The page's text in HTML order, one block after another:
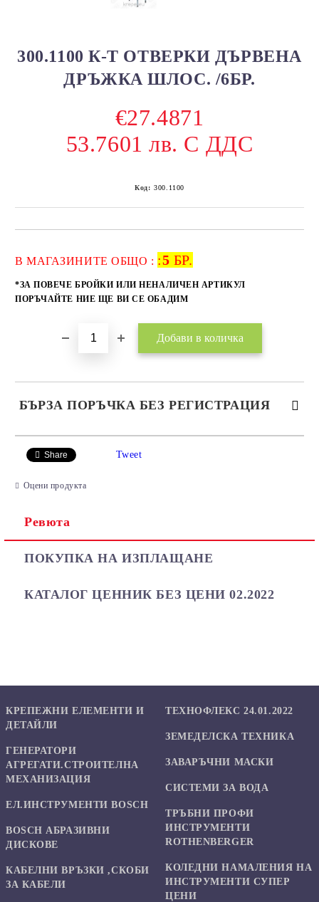
300.1100 К-Т ОТВЕРКИ ДЪРВЕНА
ДРЪЖКА ШЛОС. /6БР.
€27.4871
53.7601 лв. С ДДС
Код: 300.1100
В МАГАЗИНИТЕ ОБЩО : :5 БР.
*ЗА ПОВЕЧЕ БРОЙКИ ИЛИ НЕНАЛИЧЕН АРТИКУЛ
ПОРЪЧАЙТЕ НИЕ ЩЕ ВИ СЕ ОБАДИМ
БЪРЗА ПОРЪЧКА БЕЗ РЕГИСТРАЦИЯ
Ние ще се свържем с вас в рамките на работния ден.
Share Tweet
Оцени продукта
Ревюта
ПОКУПКА НА ИЗПЛАЩАНЕ
КАТАЛОГ ЦЕННИК БЕЗ ЦЕНИ 02.2022
КРЕПЕЖНИ ЕЛЕМЕНТИ И
ДЕТАЙЛИ
ГЕНЕРАТОРИ
АГРЕГАТИ.СТРОИТЕЛНА
МЕХАНИЗАЦИЯ
ЕЛ.ИНСТРУМЕНТИ BOSCH
BOSCH АБРАЗИВНИ
ДИСКОВЕ
КАБЕЛНИ ВРЪЗКИ ,СКОБИ
ЗА КАБЕЛИ
ТЕХНОФЛЕКС 24.01.2022
ЗЕМЕДЕЛСКА ТЕХНИКА
ЗАВАРЪЧНИ МАСКИ
СИСТЕМИ ЗА ВОДА
ТРЪБНИ ПРОФИ
ИНСТРУМЕНТИ
ROTHENBERGER
КОЛЕДНИ НАМАЛЕНИЯ НА
ИНСТРУМЕНТИ СУПЕР
ЦЕНИ